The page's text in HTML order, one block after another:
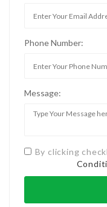
Phone Number:
Message:
By clicking